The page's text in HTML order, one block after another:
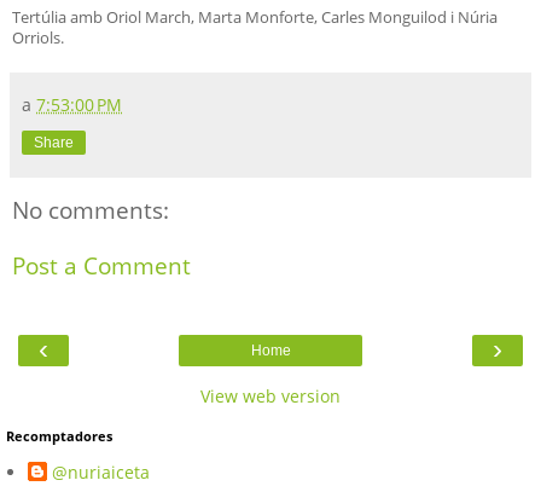
Tertúlia amb Oriol March, Marta Monforte, Carles Monguilod i Núria
Orriols.
a 7:53:00 PM
Share
No comments:
Post a Comment
‹ ›
Home
View web version
Recomptadores
@nuriaiceta